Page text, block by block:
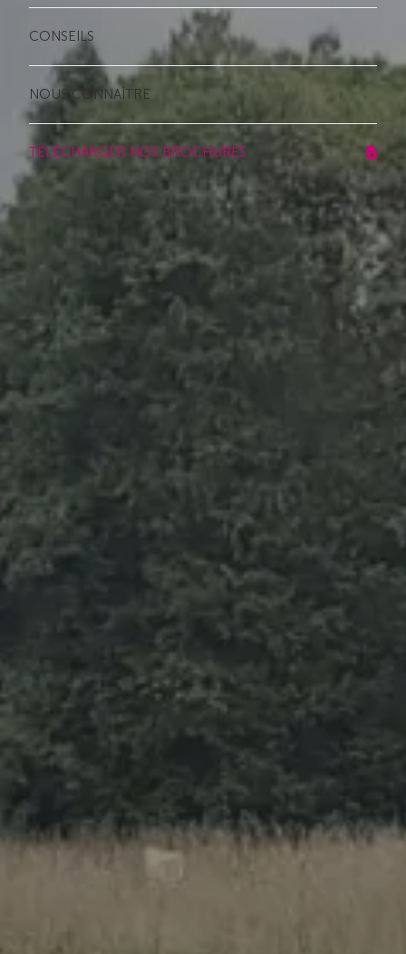
CONSEILS
NOUS CONNAÎTRE
TÉLÉCHARGER NOS BROCHURES